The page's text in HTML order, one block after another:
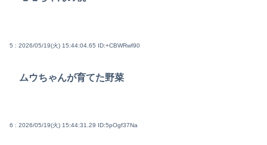
5 : 2026/05/19(火) 15:44:04.65 ID:+CBWRwf90
ムウちゃんが育てた野菜
6 : 2026/05/19(火) 15:44:31.29 ID:5pOgf37Na